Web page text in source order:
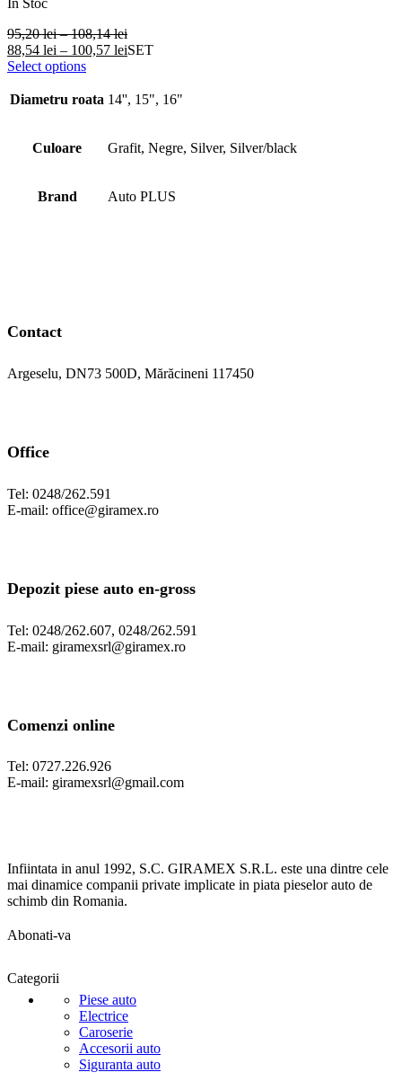
In Stoc
95,20lei–108,14lei
88,54 lei – 100,57 leiSET
Select options
Diametru roata 14'', 15", 16"
Culoare Grafit, Negre, Silver, Silver/black
Brand Auto PLUS
Contact
Argeselu, DN73 500D, Mărăcineni 117450
Office
Tel: 0248/262.591
E-mail: office@giramex.ro
Depozit piese auto en-gross
Tel: 0248/262.607, 0248/262.591
E-mail: giramexsrl@giramex.ro
Comenzi online
Tel: 0727.226.926
E-mail: giramexsrl@gmail.com
Infiintata in anul 1992, S.C. GIRAMEX S.R.L. este una dintre cele
mai dinamice companii private implicate in piata pieselor auto de
schimb din Romania.
Abonati-va
Categorii
Piese auto
Electrice
Caroserie
Accesorii auto
Siguranta auto